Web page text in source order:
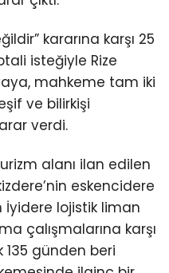
kararına karşı 25
isteğiyle Rize
mahkeme tam iki
ve bilirkişi
verdi.
alanı ilan edilen
eskencidere
İyidere lojistik liman
çalışmalarına karşı
günden beri